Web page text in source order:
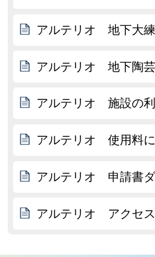
アルテリオ 地下大
アルテリオ 地下陶
アルテリオ 施設の
アルテリオ 使用料
アルテリオ 申請書
アルテリオ アクセス